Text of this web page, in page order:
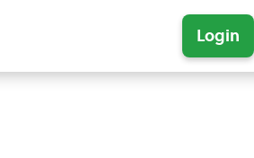
Login